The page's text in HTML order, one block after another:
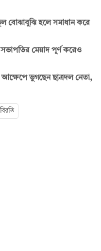
বোঝাবুঝি হলে সমাধান করে
মেয়াদ পূর্ণ করেও
ভুগছেন ছাত্রদল নেতা,